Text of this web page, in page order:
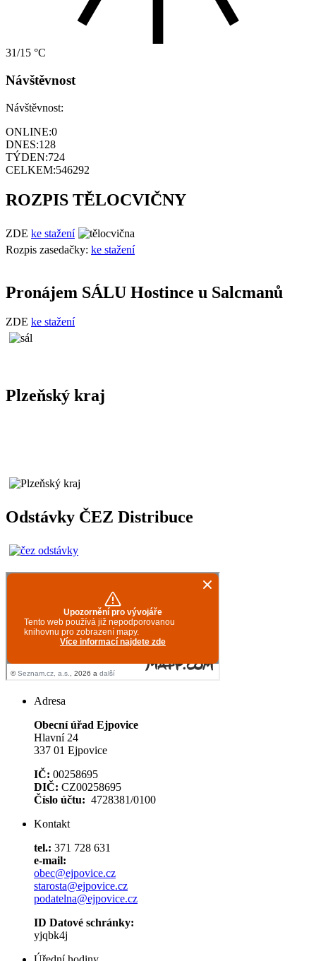
31/15 °C
Návštěvnost
Návštěvnost:
ONLINE:0
DNES:128
TÝDEN:724
CELKEM:546292
ROZPIS TĚLOCVIČNY
ZDE ke stažení
Rozpis zasedačky: ke stažení
Pronájem SÁLU Hostince u Salcmanů
ZDE ke stažení
Plzeňský kraj
Odstávky ČEZ Distribuce
Adresa
Obecní úřad Ejpovice
Hlavní 24
337 01 Ejpovice
IČ: 00258695
DIČ: CZ00258695
Číslo účtu: 4728381/0100
Kontakt
tel.: 371 728 631
e-mail:
obec@ejpovice.cz
starosta@ejpovice.cz
podatelna@ejpovice.cz
ID Datové schránky:
yjqbk4j